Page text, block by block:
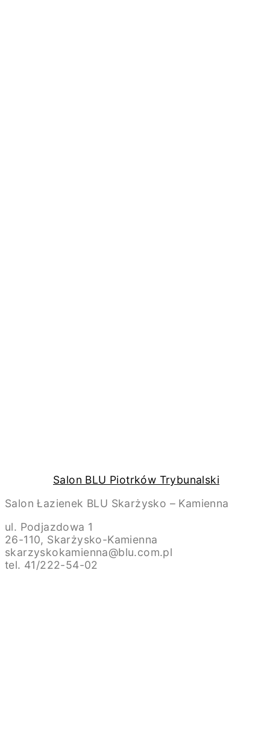
Salon BLU Piotrków Trybunalski
Salon Łazienek BLU Skarżysko – Kamienna
ul. Podjazdowa 1
26-110, Skarżysko-Kamienna
skarzyskokamienna@blu.com.pl
tel. 41/222-54-02